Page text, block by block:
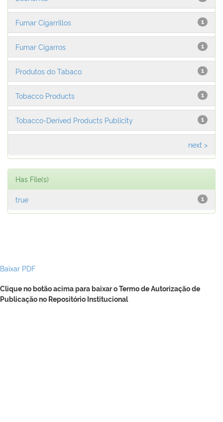
1
Fumar Cigarrillos
1
Fumar Cigarros
1
Produtos do Tabaco
1
Tobacco Products
1
Tobacco-Derived Products Publicity
next >
Has File(s)
1
true
Baixar PDF
Clique no botão acima para baixar o Termo de Autorização de
Publicação no Repositório Institucional